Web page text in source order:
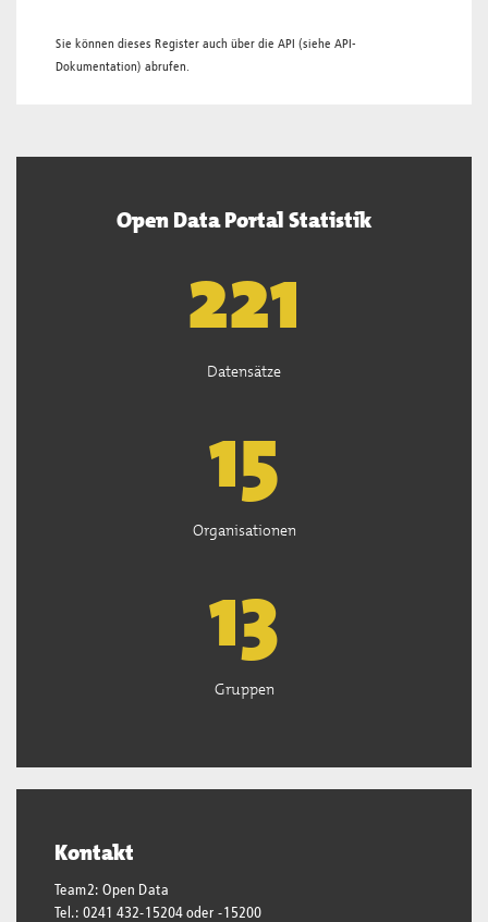
Sie können dieses Register auch über die API (siehe API-
Dokumentation) abrufen.
Open Data Portal Statistik
222
Datensätze
15
Organisationen
13
Gruppen
Kontakt
Team2: Open Data
Tel.: 0241 432-15204 oder -15200